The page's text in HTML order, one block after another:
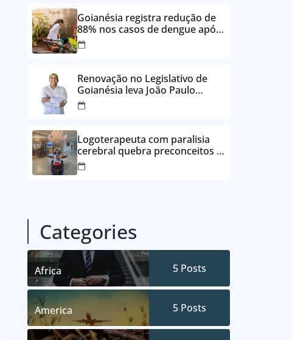
Goianésia registra redução de
88% nos casos de dengue após
ações de prevenção da
Prefeitura
Renovação no Legislativo de
Goianésia leva João Paulo
Batista à Câmara Municipal
Logoterapeuta com paralisia
cerebral quebra preconceitos e
ajuda pacientes a reencontrar
propósito em Goianésia
Categories
Africa 5 Posts
America 5 Posts